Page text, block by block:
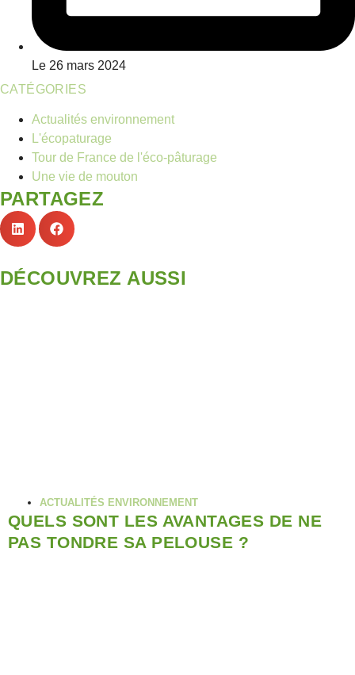
Le 26 mars 2024
CATÉGORIES
Actualités environnement
L'écopaturage
Tour de France de l'éco-pâturage
Une vie de mouton
PARTAGEZ
DÉCOUVREZ AUSSI
ACTUALITÉS ENVIRONNEMENT
QUELS SONT LES AVANTAGES DE NE
PAS TONDRE SA PELOUSE ?